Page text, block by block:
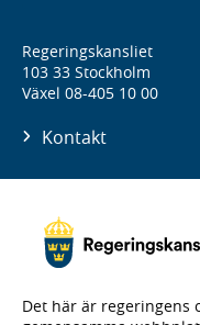
Regeringskansliet
103 33 Stockholm
Växel 08-405 10 00
Kontakt
Det här är regeringens